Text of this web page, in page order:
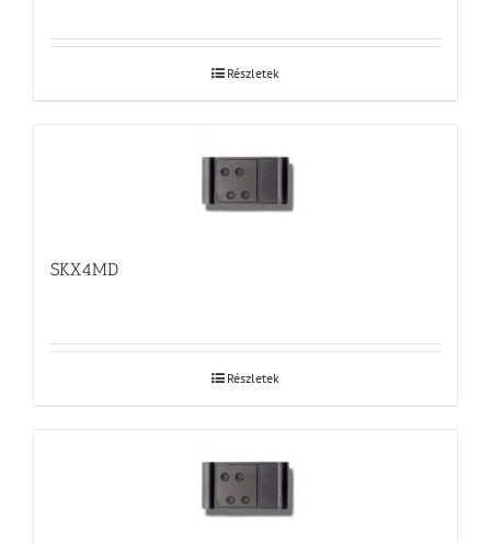
Részletek
SKX4MD
Részletek